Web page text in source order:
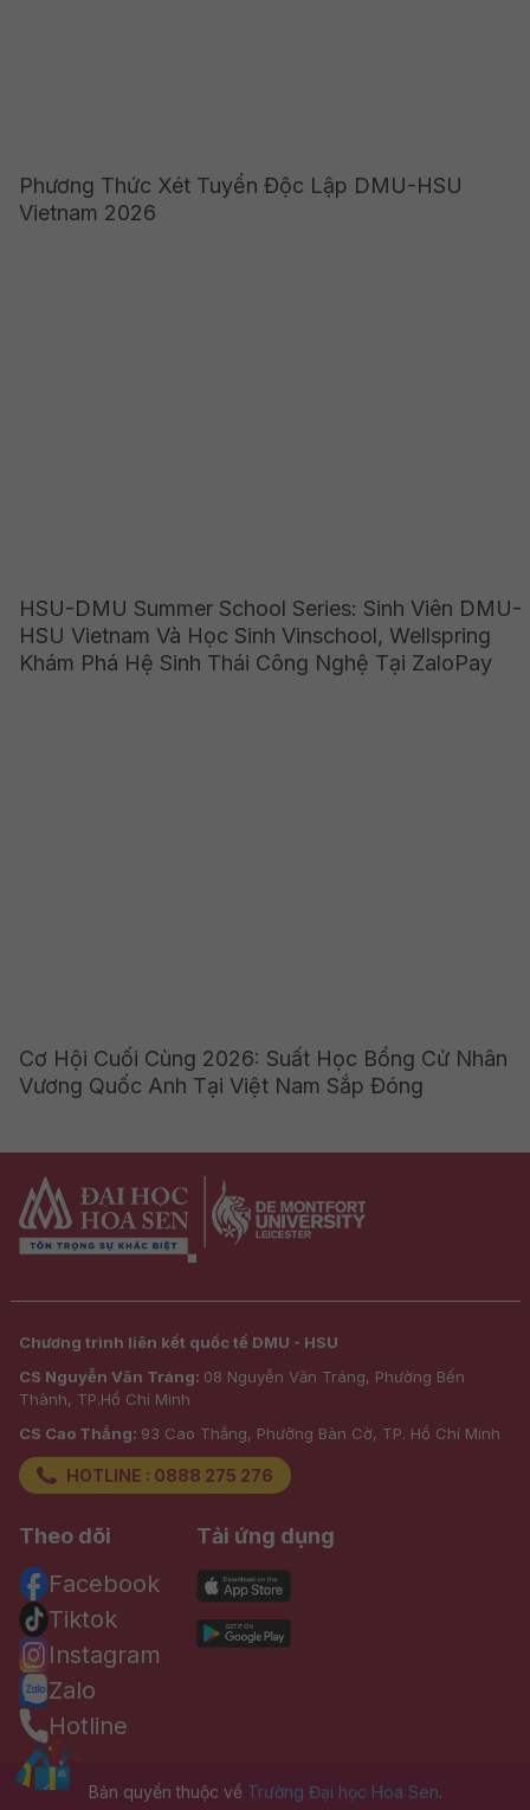
Phương Thức Xét Tuyển Độc Lập DMU-HSU
Vietnam 2026
HSU-DMU Summer School Series: Sinh Viên DMU-
HSU Vietnam Và Học Sinh Vinschool, Wellspring
Khám Phá Hệ Sinh Thái Công Nghệ Tại ZaloPay
Cơ Hội Cuối Cùng 2026: Suất Học Bổng Cử Nhân
Vương Quốc Anh Tại Việt Nam Sắp Đóng
Chương trình liên kết quốc tế DMU - HSU
CS Nguyễn Văn Tráng: 08 Nguyễn Văn Tráng, Phường Bến
Thành, TP.Hồ Chí Minh
CS Cao Thắng: 93 Cao Thắng, Phường Bàn Cờ, TP. Hồ Chí Minh
HOTLINE : 0888 275 276
Theo dõi
Facebook
Tiktok
Instagram
Zalo
Hotline
Tải ứng dụng
Bản quyền thuộc về Trường Đại học Hoa Sen.